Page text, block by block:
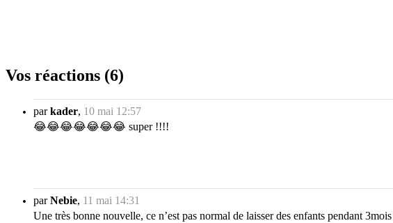
Vos réactions (6)
parkader, 10 mai 12:57
😂😂😂😂😂😂😂 super !!!!
parNebie, 11 mai 14:31
Une très bonne nouvelle, ce n’est pas normal de laisser des enfants pendant